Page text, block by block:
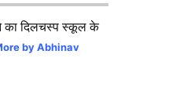
का दिलचस्प स्कूल के
by Abhinav